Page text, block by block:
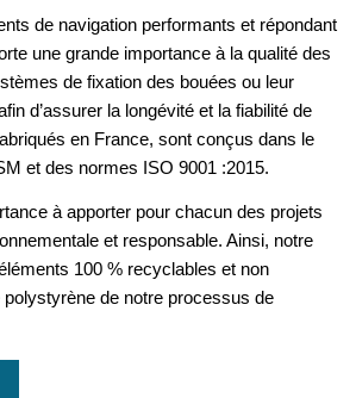
de navigation performants et répondant
une grande importance à la qualité des
de fixation des bouées ou leur
d’assurer la longévité et la fiabilité de
en France, sont conçus dans le
et des normes ISO 9001 :2015.
à apporter pour chacun des projets
et responsable. Ainsi, notre
100 % recyclables et non
de notre processus de
Précédent